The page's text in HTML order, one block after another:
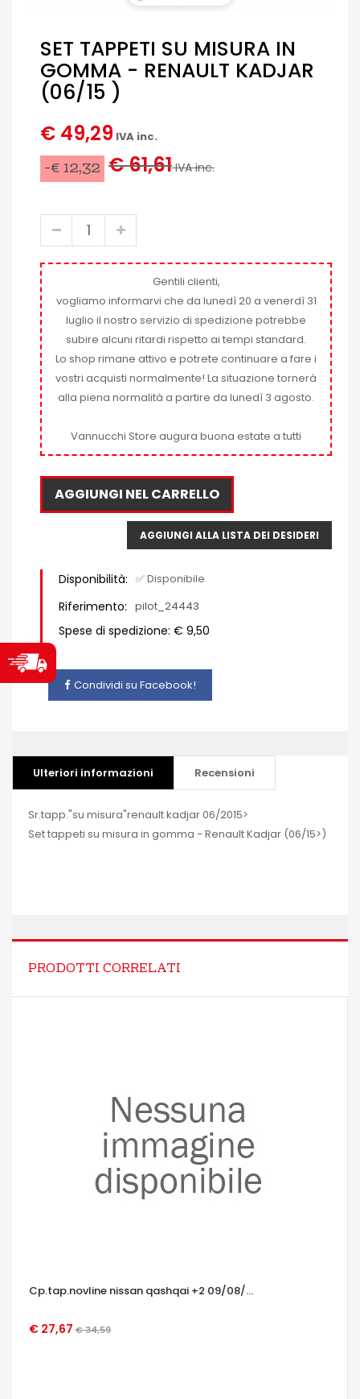
SET TAPPETI SU MISURA IN
GOMMA - RENAULT KADJAR
(06/15 )
€ 49,29 IVA inc.
-€ 12,32 € 61,61IVA inc.
Gentili clienti,
vogliamo informarvi che da lunedì 20 a venerdì 31
luglio il nostro servizio di spedizione potrebbe
subire alcuni ritardi rispetto ai tempi standard.
Lo shop rimane attivo e potrete continuare a fare i
vostri acquisti normalmente! La situazione tornerà
alla piena normalità a partire da lunedì 3 agosto.
Vannucchi Store augura buona estate a tutti
AGGIUNGI NEL CARRELLO
AGGIUNGI ALLA LISTA DEI DESIDERI
Disponibilità: ✅ Disponibile
Riferimento: pilot_24443
Spese di spedizione: € 9,50
Condividi su Facebook!
Ulteriori informazioni Recensioni
Sr.tapp."su misura"renault kadjar 06/2015>
Set tappeti su misura in gomma - Renault Kadjar (06/15>)
PRODOTTI CORRELATI
Cp.tap.novline nissan qashqai +2 09/08/...
€ 27,67 € 34,59
OCCHIATA VELOCE